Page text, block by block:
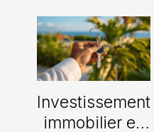
Investissement
immobilier en